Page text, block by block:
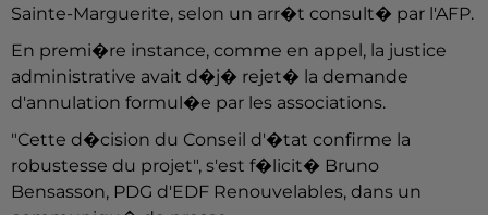
Sainte-Marguerite, selon un arr�t consult� par l'AFP.
En premi�re instance, comme en appel, la justice
administrative avait d�j� rejet� la demande
d'annulation formul�e par les associations.
"Cette d�cision du Conseil d'�tat confirme la
robustesse du projet", s'est f�licit� Bruno
Bensasson, PDG d'EDF Renouvelables, dans un